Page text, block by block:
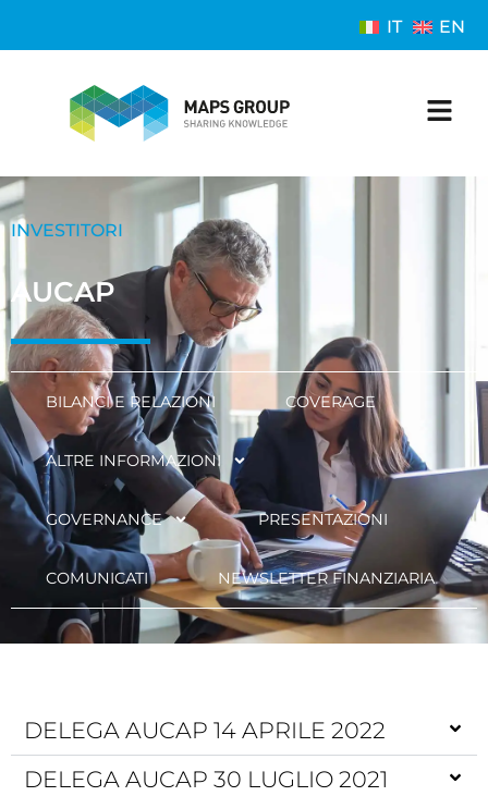
IT EN
INVESTITORI
AUCAP
BILANCI E RELAZIONI COVERAGE
ALTRE INFORMAZIONI
GOVERNANCE PRESENTAZIONI
COMUNICATI NEWSLETTER FINANZIARIA
DELEGA AUCAP 14 APRILE 2022
DELEGA AUCAP 30 LUGLIO 2021